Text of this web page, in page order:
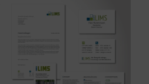
Design – Branche